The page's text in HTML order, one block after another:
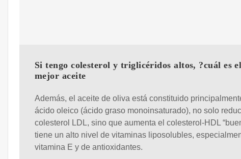
Si tengo colesterol y triglicéridos altos, ?cuál es el
mejor aceite
Además, el aceite de oliva está constituido
ácido oleico (ácido graso monoinsaturado), no solo
colesterol LDL, sino que aumenta el colesterol-HDL
tiene un alto nivel de vitaminas liposolubles,
vitamina E y de antioxidantes.